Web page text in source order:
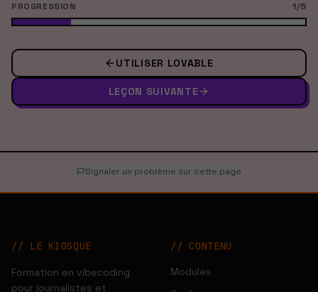
PROGRESSION 1/5
UTILISER LOVABLE
LEÇON SUIVANTE
Signaler un problème sur cette page
// LE KIOSQUE
Formation en vibecoding
pour journalistes et
// CONTENU
Modules